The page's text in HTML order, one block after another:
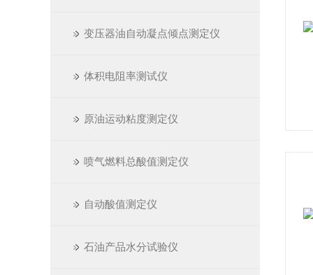
变压器油自动凝点倾点测定仪
体积电阻率测试仪
原油运动粘度测定仪
喷气燃料总酸值测定仪
自动酸值测定仪
石油产品水分试验仪